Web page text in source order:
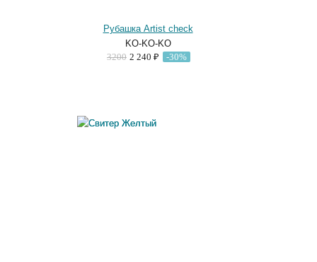
Рубашка Artist check
KO-KO-KO
3200 2 240 ₽ -30%